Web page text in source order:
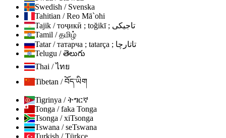
Swedish / Svenska
Tahitian / Reo Mā`ohi
Tajik / тоҷикӣ ; toğikī ; تاجیکی
Tamil / தமிழ்
Tatar / татарча ; tatarça ; تاتارچا
Telugu / తెలుగు
Thai / ไทย
Tibetan / བོད་ཡིག
Tigrinya / ትግርኛ
Tonga / faka Tonga
Tsonga / xiTsonga
Tswana / seTswana